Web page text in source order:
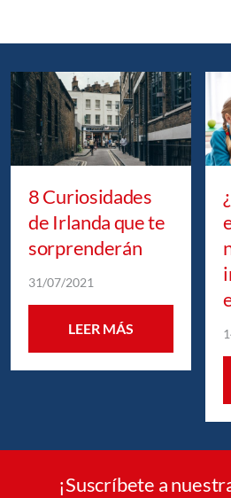
8 Curiosidades
de Irlanda que te
sorprenderán
31/07/2021
LEER MÁS
¡Suscríbete a